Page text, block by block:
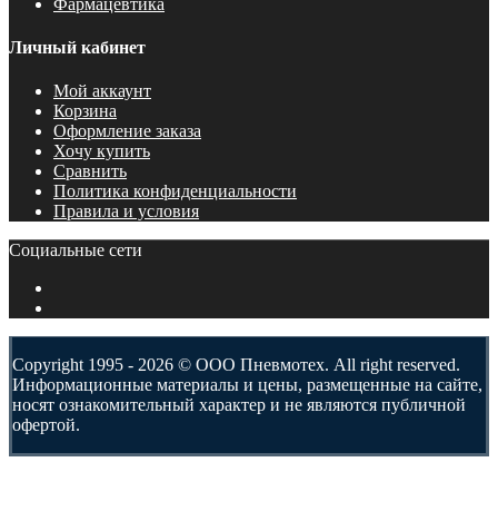
Личный кабинет
Мой аккаунт
Корзина
Оформление заказа
Хочу купить
Сравнить
Политика конфиденциальности
Правила и условия
Социальные сети
Copyright 1995 - 2026 © ООО Пневмотех. All right reserved.
Информационные материалы и цены, размещенные на сайте,
носят ознакомительный характер и не являются публичной
офертой.